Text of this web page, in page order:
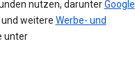
nutzen, darunterGoogle
und weitere Werbe- und
unter